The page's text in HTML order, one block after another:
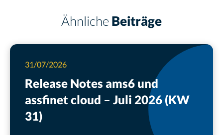
Ähnliche Beiträge
Release Notes ams6 und
assfinet cloud – Juli 2026 (KW
31)
31/07/2026